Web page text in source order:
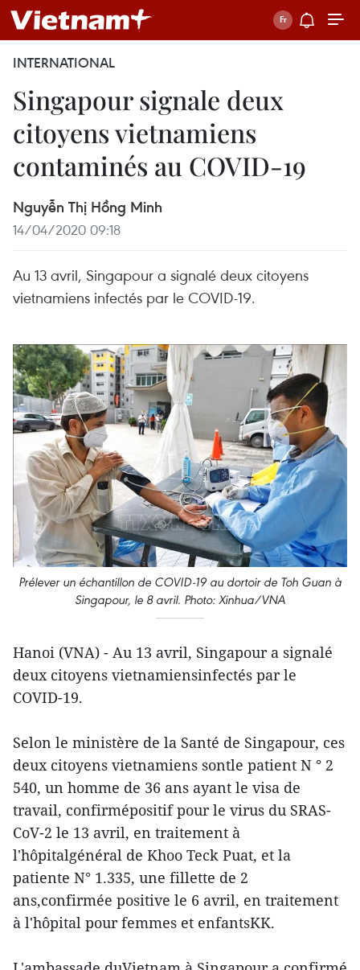
INTERNATIONAL
Singapour signale deux
citoyens vietnamiens
contaminés au COVID-19
Nguyễn Thị Hồng Minh
14/04/2020 09:18
Au 13 avril, Singapour a signalé deux citoyens
vietnamiens infectés par le COVID-19.
Prélever un échantillon de COVID-19 au dortoir de Toh Guan à
Singapour, le 8 avril. Photo: Xinhua/VNA
Hanoi (VNA) - Au 13 avril, Singapour a signalé
deux citoyens vietnamiensinfectés par le
COVID-19.
Selon le ministère de la Santé de Singapour, ces
deux citoyens vietnamiens sontle patient N ° 2
540, un homme de 36 ans ayant le visa de
travail, confirmépositif pour le virus du SRAS-
CoV-2 le 13 avril, en traitement à
l'hôpitalgénéral de Khoo Teck Puat, et la
patiente N° 1.335, une fillette de 2
ans,confirmée positive le 6 avril, en traitement
à l'hôpital pour femmes et enfantsKK.